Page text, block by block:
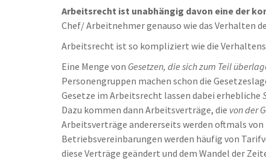
Arbeitsrecht ist unabhängig davon eine der
Chef/ Arbeitnehmer genauso wie das Verhalten
Arbeitsrecht ist so kompliziert wie die
Eine Menge von Gesetzen, die sich zum Teil
Personengruppen machen schon die
Gesetze im Arbeitsrecht lassen dabei erhebliche
Dazu kommen dann Arbeitsverträge, die von der
Arbeitsverträge andererseits werden oftmals
Betriebsvereinbarungen werden häufig von
diese Verträge geändert und dem Wandel der